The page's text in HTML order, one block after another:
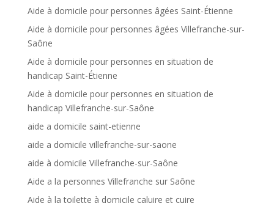
Aide à domicile pour personnes âgées Saint-Étienne
Aide à domicile pour personnes âgées Villefranche-sur-
Saône
Aide à domicile pour personnes en situation de
handicap Saint-Étienne
Aide à domicile pour personnes en situation de
handicap Villefranche-sur-Saône
aide a domicile saint-etienne
aide a domicile villefranche-sur-saone
aide à domicile Villefranche-sur-Saône
Aide a la personnes Villefranche sur Saône
Aide à la toilette à domicile caluire et cuire